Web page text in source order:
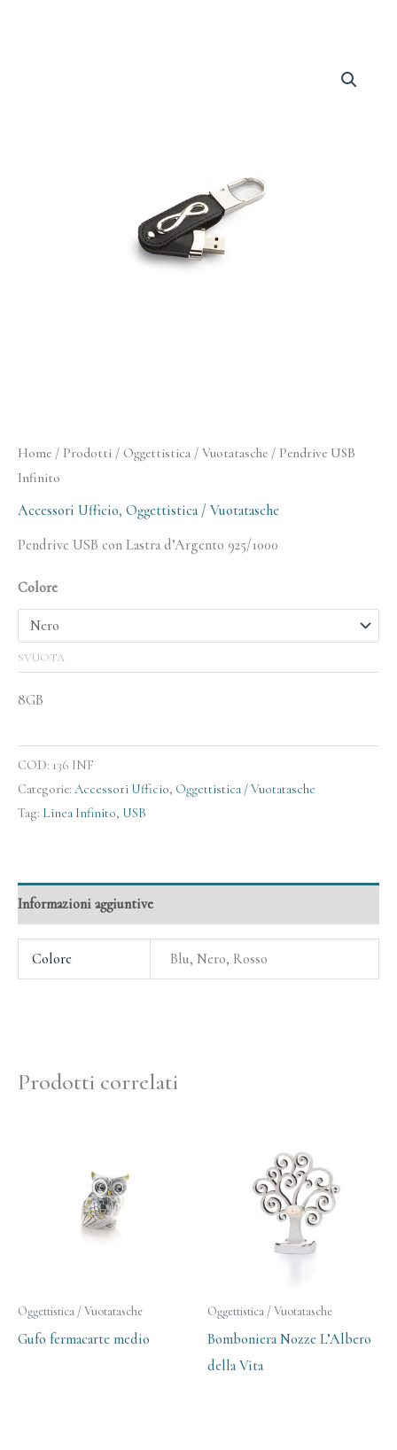
Home / Prodotti / Oggettistica / Vuotatasche / Pendrive USB
Infinito
Accessori Ufficio, Oggettistica / Vuotatasche
Pendrive USB con Lastra d’Argento 925/1000
Colore
SVUOTA
8GB
COD: 136 INF
Categorie: Accessori Ufficio, Oggettistica / Vuotatasche
Tag: Linea Infinito, USB
Informazioni aggiuntive
Colore Blu, Nero, Rosso
Prodotti correlati
Oggettistica / Vuotatasche
Gufo fermacarte medio
Oggettistica / Vuotatasche
Bomboniera Nozze L’Albero
della Vita